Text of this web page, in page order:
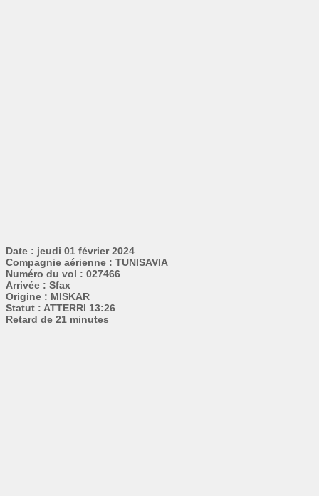
Date : jeudi 01 février 2024
Compagnie aérienne : TUNISAVIA
Numéro du vol : 027466
Arrivée : Sfax
Origine : MISKAR
Statut : ATTERRI 13:26
Retard de 21 minutes